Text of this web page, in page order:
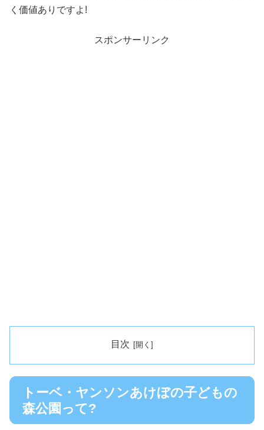
く価値ありですよ!
スポンサーリンク
目次
トーベ・ヤンソンあけぼの子どもの
森公園って?